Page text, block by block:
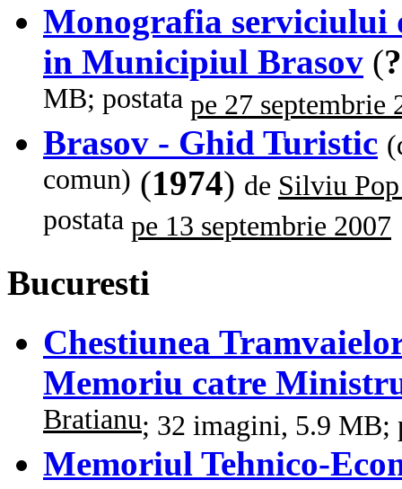
Monografia serviciului
in Municipiul Brasov (
MB; postata pe 27 septembrie
Brasov - Ghid Turistic
comun) (1974) de Silviu
postata pe 13 septembrie 2007
Bucuresti
Chestiunea
Memoriu catre
Bratianu; 32 imagini, 5.9 MB;
Memoriul Tehnico-